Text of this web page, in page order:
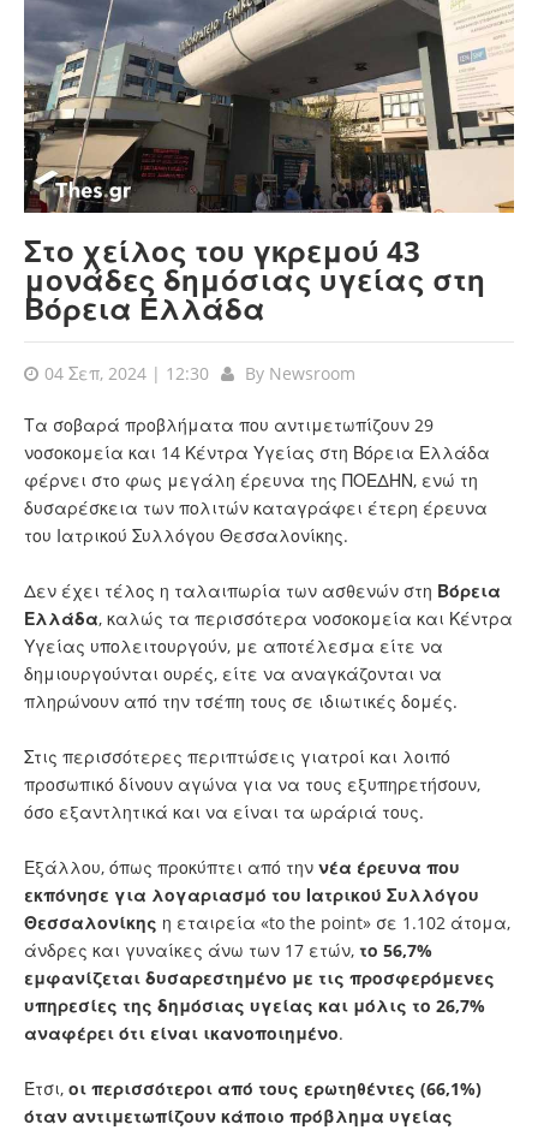
Στο χείλος του γκρεμού 43
μονάδες δημόσιας υγείας στη
Βόρεια Ελλάδα
04 Σεπ, 2024 | 12:30 By Newsroom
Τα σοβαρά προβλήματα που αντιμετωπίζουν 29
νοσοκομεία και 14 Κέντρα Υγείας στη Βόρεια Ελλάδα
φέρνει στο φως μεγάλη έρευνα της ΠΟΕΔΗΝ, ενώ τη
δυσαρέσκεια των πολιτών καταγράφει έτερη έρευνα
του Ιατρικού Συλλόγου Θεσσαλονίκης.
Δεν έχει τέλος η ταλαιπωρία των ασθενών στη Βόρεια
Ελλάδα, καλώς τα περισσότερα νοσοκομεία και Κέντρα
Υγείας υπολειτουργούν, με αποτέλεσμα είτε να
δημιουργούνται ουρές, είτε να αναγκάζονται να
πληρώνουν από την τσέπη τους σε ιδιωτικές δομές.
Στις περισσότερες περιπτώσεις γιατροί και λοιπό
προσωπικό δίνουν αγώνα για να τους εξυπηρετήσουν,
όσο εξαντλητικά και να είναι τα ωράριά τους.
Εξάλλου, όπως προκύπτει από την νέα έρευνα που
εκπόνησε για λογαριασμό του Ιατρικού Συλλόγου
Θεσσαλονίκης η εταιρεία «to the point» σε 1.102 άτομα,
άνδρες και γυναίκες άνω των 17 ετών, το 56,7%
εμφανίζεται δυσαρεστημένο με τις προσφερόμενες
υπηρεσίες της δημόσιας υγείας και μόλις το 26,7%
αναφέρει ότι είναι ικανοποιημένο.
Έτσι, οι περισσότεροι από τους ερωτηθέντες (66,1%)
όταν αντιμετωπίζουν κάποιο πρόβλημα υγείας